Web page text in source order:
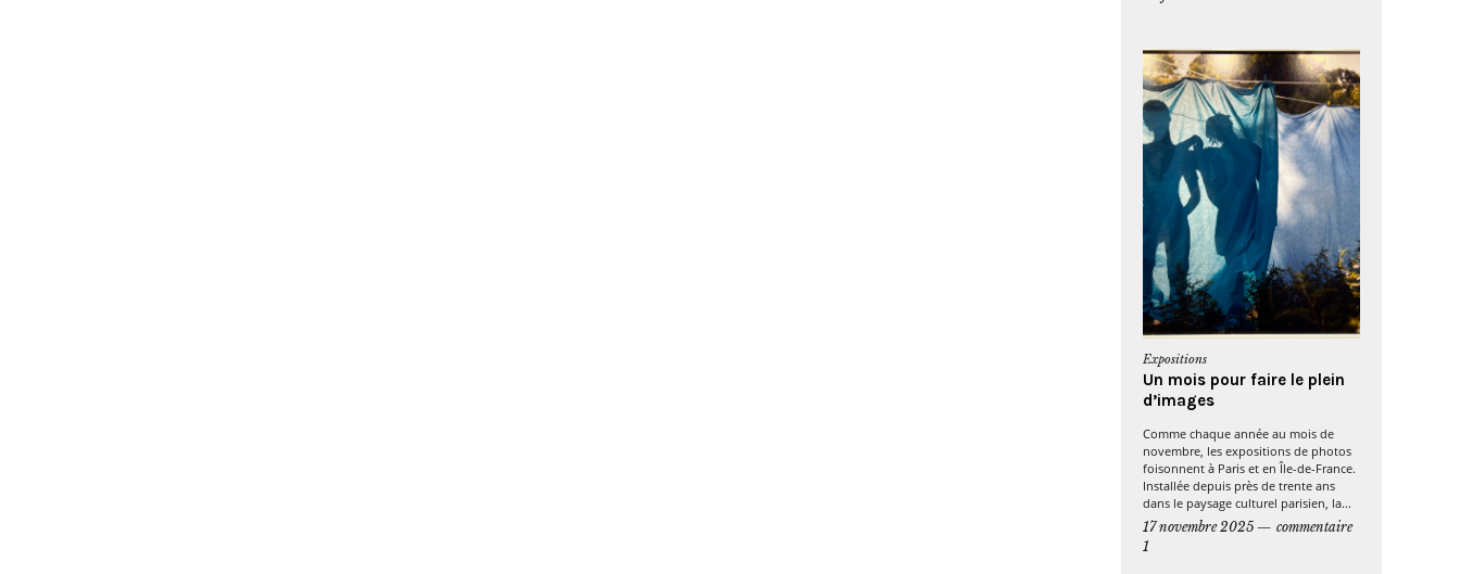
Expositions
Un mois pour faire le plein
d’images
Comme chaque année au mois de
novembre, les expositions de photos
foisonnent à Paris et en Île-de-France.
Installée depuis près de trente ans
dans le paysage culturel parisien, la...
17 novembre 2025
commentaire
1